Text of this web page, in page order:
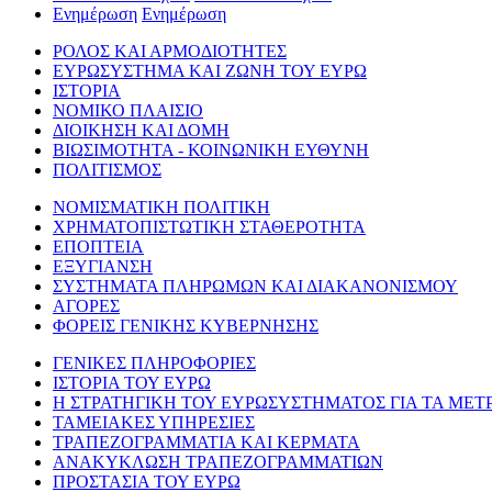
Ενημέρωση Ενημέρωση
ΡΟΛΟΣ ΚΑΙ ΑΡΜΟΔΙΟΤΗΤΕΣ
ΕΥΡΩΣΥΣΤΗΜΑ ΚΑΙ ΖΩΝΗ ΤΟΥ ΕΥΡΩ
ΙΣΤΟΡΙΑ
ΝΟΜΙΚΟ ΠΛΑΙΣΙΟ
ΔΙΟΙΚΗΣΗ ΚΑΙ ΔΟΜΗ
ΒΙΩΣΙΜΟΤΗΤΑ - ΚΟΙΝΩΝΙΚΗ ΕΥΘΥΝΗ
ΠΟΛΙΤΙΣΜΟΣ
ΝΟΜΙΣΜΑΤΙΚΗ ΠΟΛΙΤΙΚΗ
ΧΡΗΜΑΤΟΠΙΣΤΩΤΙΚΗ ΣΤΑΘΕΡΟΤΗΤΑ
ΕΠΟΠΤΕΙΑ
ΕΞΥΓΙΑΝΣΗ
ΣΥΣΤΗΜΑΤΑ ΠΛΗΡΩΜΩΝ ΚΑΙ ΔΙΑΚΑΝΟΝΙΣΜΟΥ
ΑΓΟΡΕΣ
ΦΟΡΕΙΣ ΓΕΝΙΚΗΣ ΚΥΒΕΡΝΗΣΗΣ
ΓΕΝΙΚΕΣ ΠΛΗΡΟΦΟΡΙΕΣ
ΙΣΤΟΡΙΑ ΤΟΥ ΕΥΡΩ
Η ΣΤΡΑΤΗΓΙΚΗ ΤΟΥ ΕΥΡΩΣΥΣΤΗΜΑΤΟΣ ΓΙΑ ΤΑ
ΤΑΜΕΙΑΚΕΣ ΥΠΗΡΕΣΙΕΣ
ΤΡΑΠΕΖΟΓΡΑΜΜΑΤΙΑ ΚΑΙ ΚΕΡΜΑΤΑ
ΑΝΑΚΥΚΛΩΣΗ ΤΡΑΠΕΖΟΓΡΑΜΜΑΤΙΩΝ
ΠΡΟΣΤΑΣΙΑ ΤΟΥ ΕΥΡΩ